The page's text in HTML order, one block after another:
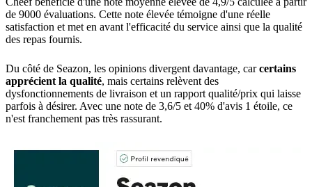
de 9000 évaluations. Cette note élevée témoigne d'une réelle
satisfaction et met en avant l'efficacité du service ainsi que la qualité
des repas fournis.
Du côté de Seazon, les opinions divergent davantage, carcertains
apprécient la qualité, mais certains relèvent des
dysfonctionnements de livraison et un rapport qualité/prix qui laisse
parfois à désirer. Avec une note de 3,6/5 et 40% d'avis 1 étoile, ce
n'est franchement pas très rassurant.